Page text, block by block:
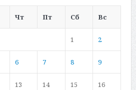
Чт Пт Сб Вс
1 2
6 7 8 9
13 14 15 16